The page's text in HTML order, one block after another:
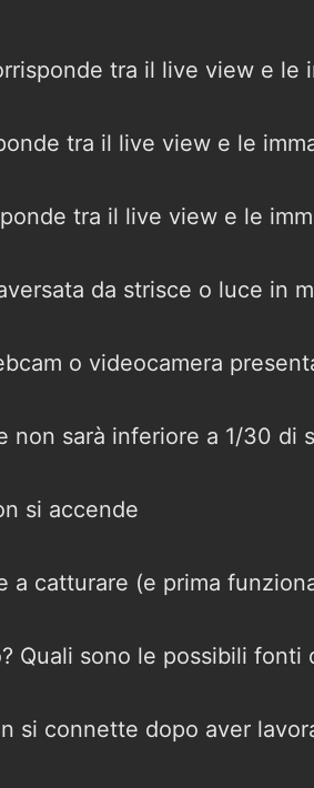
tra il live view e le
tra il live view e le
tra il live view e le
da strisce o luce in
o videocamera
non sarà inferiore a 1/30 di
si accende
a catturare (e prima
Quali sono le possibili fonti
si connette dopo aver